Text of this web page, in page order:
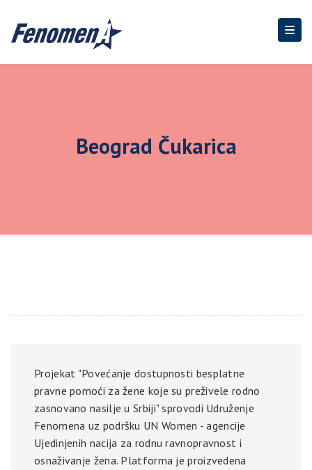
Beograd Čukarica
Projekat "Povećanje dostupnosti besplatne
pravne pomoći za žene koje su preživele rodno
zasnovano nasilje u Srbiji" sprovodi Udruženje
Fenomena uz podršku UN Women - agencije
Ujedinjenih nacija za rodnu ravnopravnost i
osnaživanje žena. Platforma je proizvedena